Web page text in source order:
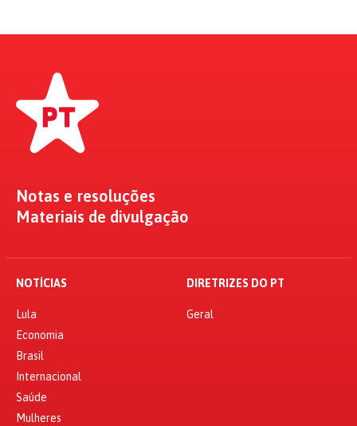
Notas e resoluções
Materiais de divulgação
NOTÍCIAS
Lula
Economia
Brasil
Internacional
Saúde
Mulheres
DIRETRIZES DO PT
Geral